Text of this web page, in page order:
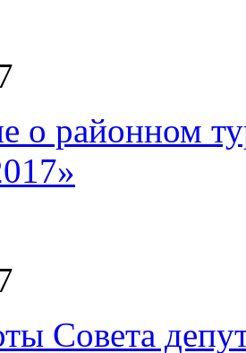
о районном
Совета